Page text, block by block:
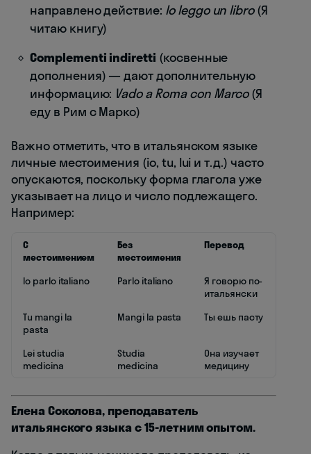
направлено действие: Io leggo un libro(Я
читаю книгу)
Complementi indiretti (косвенные
дополнения) — дают дополнительную
информацию: Vado a Roma con Marco(Я
еду в Рим с Марко)
Важно отметить, что в итальянском языке
личные местоимения (io, tu, lui и т.д.) часто
опускаются, поскольку форма глагола уже
указывает на лицо и число подлежащего.
Например:
С
местоимением
Без
местоимения
Перевод
Io parlo italiano Parlo italiano
Я говорю по-
итальянски
Tu mangi la
pasta
Mangi la pasta Ты ешь пасту
Lei studia
medicina
Studia
medicina
Она изучает
медицину
Елена Соколова, преподаватель
итальянского языка с 15-летним опытом.